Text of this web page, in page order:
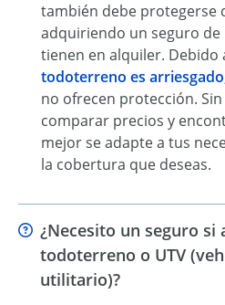
también debe protegerse
adquiriendo un seguro
tienen en alquiler. Debido
todoterreno es arriesgado
no ofrecen protección.
comparar precios y
mejor se adapte a tus
la cobertura que deseas.
¿Necesito un seguro
todoterreno o UTV
utilitario)?